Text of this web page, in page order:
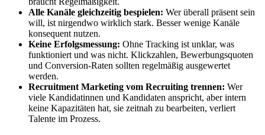
Alle Kanäle gleichzeitig bespielen: Wer überall präsent sein
will, ist nirgendwo wirklich stark. Besser wenige Kanäle
konsequent nutzen.
Keine Erfolgsmessung: Ohne Tracking ist unklar, was
funktioniert und was nicht. Klickzahlen, Bewerbungsquoten
und Conversion-Raten sollten regelmäßig ausgewertet
werden.
Recruitment Marketing vom Recruiting trennen: Wer
viele Kandidatinnen und Kandidaten anspricht, aber intern
keine Kapazitäten hat, sie zeitnah zu bearbeiten, verliert
Talente im Prozess.